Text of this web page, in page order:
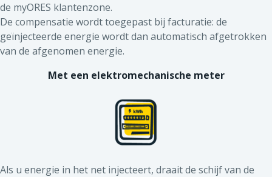
de myORES klantenzone.
De compensatie wordt toegepast bij facturatie: de
geïnjecteerde energie wordt dan automatisch afgetrokken
van de afgenomen energie.
Met een elektromechanische meter
Als u energie in het net injecteert, draait de schijf van de